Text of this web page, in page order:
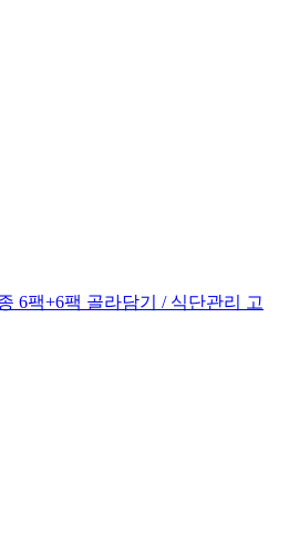
6팩+6팩 골라담기 / 식단관리 고